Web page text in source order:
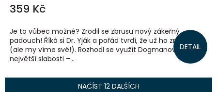
359 Kč
DETAIL
Je to vůbec možné? Zrodil se zbrusu nový zákeřný
padouch! Říká si Dr. Yják a pořád tvrdí, že už ho známe
(ale my víme své!). Rozhodl se využít Dogmanovy
největší slabosti –...
NAČÍST 12 DALŠÍCH